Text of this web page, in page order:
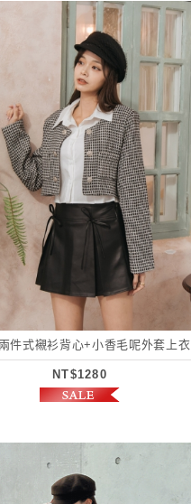
件式襯衫背心+小香毛呢外套上衣
NT$1280